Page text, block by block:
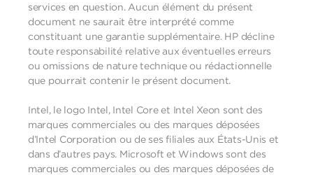
services en question. Aucun élément du présent
document ne saurait être interprété comme
constituant une garantie supplémentaire. HP décline
toute responsabilité relative aux éventuelles erreurs
ou omissions de nature technique ou rédactionnelle
que pourrait contenir le présent document.
Intel, le logo Intel, Intel Core et Intel Xeon sont des
marques commerciales ou des marques déposées
d’Intel Corporation ou de ses filiales aux États-Unis et
dans d’autres pays. Microsoft et Windows sont des
marques commerciales ou des marques déposées de